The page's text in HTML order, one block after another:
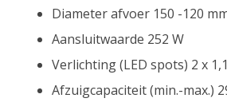
Diameter afvoer 150 -120
Aansluitwaarde 252 W
Verlichting (LED spots) 2 x
Afzuigcapaciteit (min.-max.)